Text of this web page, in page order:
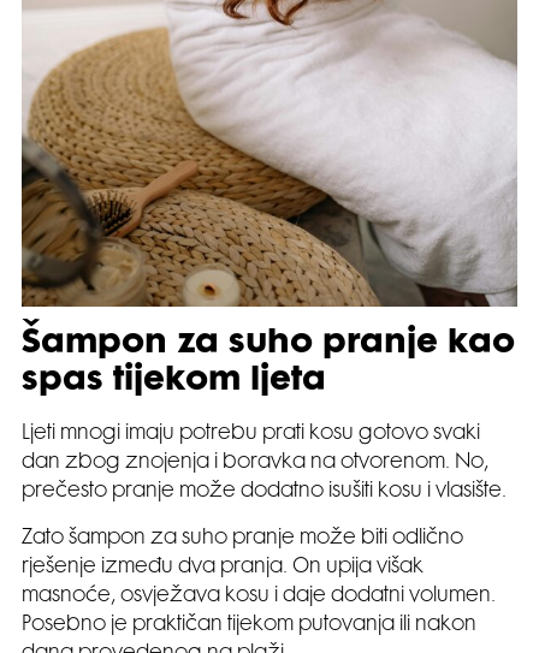
Šampon za suho pranje kao
spas tijekom ljeta
Ljeti mnogi imaju potrebu prati kosu gotovo svaki
dan zbog znojenja i boravka na otvorenom. No,
prečesto pranje može dodatno isušiti kosu i vlasište.
Zato šampon za suho pranje može biti odlično
rješenje između dva pranja. On upija višak
masnoće, osvježava kosu i daje dodatni volumen.
Posebno je praktičan tijekom putovanja ili nakon